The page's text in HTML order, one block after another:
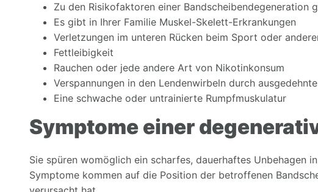
Zu den Risikofaktoren einer Bandscheibendegeneration
Es gibt in Ihrer Familie Muskel-Skelett-Erkrankungen
Verletzungen im unteren Rücken beim Sport oder
Fettleibigkeit
Rauchen oder jede andere Art von Nikotinkonsum
Verspannungen in den Lendenwirbeln durch
Eine schwache oder untrainierte Rumpfmuskulatur
Symptome einer
Sie spüren womöglich ein scharfes, dauerhaftes Unbehagen
Symptome kommen auf die Position der betroffenen